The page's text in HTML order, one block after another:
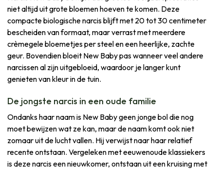
niet altijd uit grote bloemen hoeven te komen. Deze
compacte biologische narcis blijft met 20 tot 30 centimeter
bescheiden van formaat, maar verrast met meerdere
crèmegele bloemetjes per steel en een heerlijke, zachte
geur. Bovendien bloeit New Baby pas wanneer veel andere
narcissen al zijn uitgebloeid, waardoor je langer kunt
genieten van kleur in de tuin.
De jongste narcis in een oude familie
Ondanks haar naam is New Baby geen jonge bol die nog
moet bewijzen wat ze kan, maar de naam komt ook niet
zomaar uit de lucht vallen. Hij verwijst naar haar relatief
recente ontstaan. Vergeleken met eeuwenoude klassiekers
is deze narcis een nieuwkomer, ontstaan uit een kruising met